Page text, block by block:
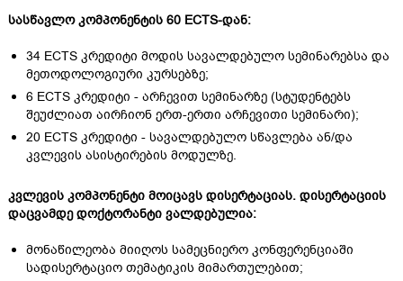
სასწავლო კომპონენტის 60 ECTS-დან:
34 ECTS კრედიტი მოდის სავალდებულო სემინარებსა და
მეთოდოლოგიური კურსებზე;
6 ECTS კრედიტი - არჩევით სემინარზე (სტუდენტებს
შეუძლიათ აირჩიონ ერთ-ერთი არჩევითი სემინარი);
20 ECTS კრედიტი - სავალდებულო სწავლება ან/და
კვლევის ასისტირების მოდულზე.
კვლევის კომპონენტი მოიცავს დისერტაციას. დისერტაციის
დაცვამდე დოქტორანტი ვალდებულია:
მონაწილეობა მიიღოს სამეცნიერო კონფერენციაში
სადისერტაციო თემატიკის მიმართულებით;